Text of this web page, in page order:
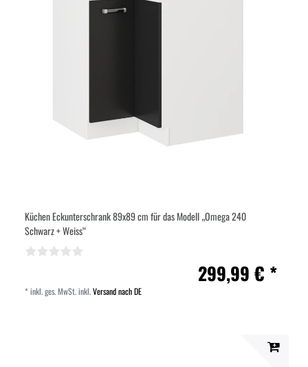
Küchen Eckunterschrank 89x89 cm für das Modell „Omega 240
Schwarz + Weiss“
299,99 € *
*inkl. ges. MwSt.inkl.Versand nach DE